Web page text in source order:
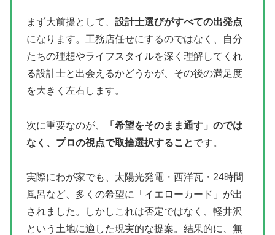
まず大前提として、 設計士選びがすべての出発点
になります。工務店任せにするのではなく、自分
たちの理想やライフスタイルを深く理解してくれ
る設計士と出会えるかどうかが、その後の満足度
を大きく左右します。
次に重要なのが、
「希望をそのまま通す」のでは
なく、プロの視点で取捨選択することです。
実際にわが家でも、太陽光発電・西洋瓦・24時間
風呂など、多くの希望に「イエローカード」が出
されました。しかしこれは否定ではなく、軽井沢
という土地に適した現実的な提案。結果的に、無